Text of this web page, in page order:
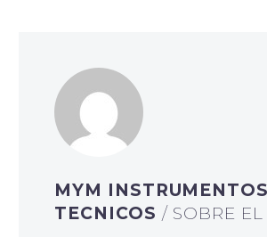
MYM INSTRUMENTOS
TECNICOS / SOBRE